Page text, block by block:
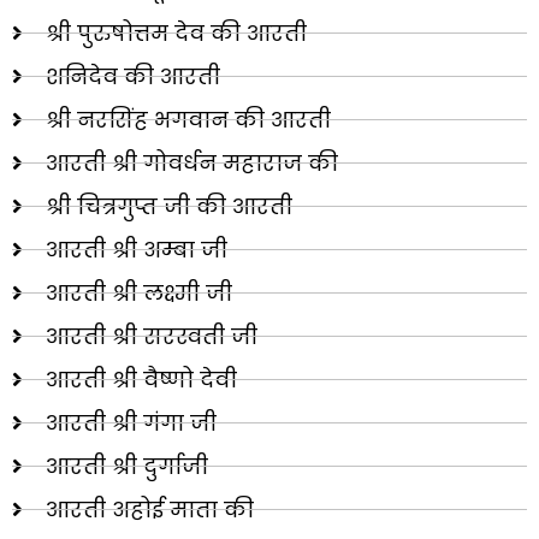
श्री पुरुषोत्तम देव की आरती
शनिदेव की आरती
श्री नरसिंह भगवान की आरती
आरती श्री गोवर्धन महाराज की
श्री चित्रगुप्त जी की आरती
आरती श्री अम्बा जी
आरती श्री लक्ष्मी जी
आरती श्री सरस्वती जी
आरती श्री वैष्णो देवी
आरती श्री गंगा जी
आरती श्री दुर्गाजी
आरती अहोई माता की